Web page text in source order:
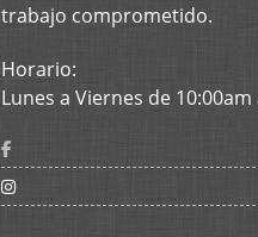
trabajo comprometido.
Horario:
Lunes a Viernes de 10:00am